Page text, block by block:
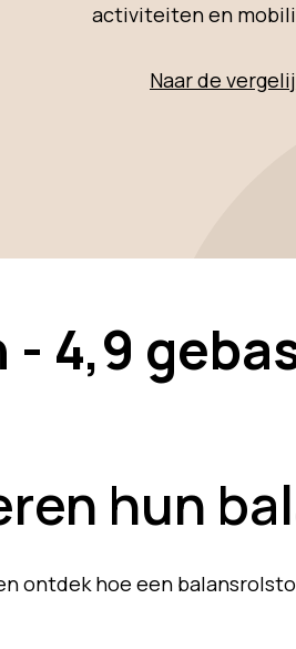
activiteiten en
Naar de
4,9
hun
ontdek hoe een